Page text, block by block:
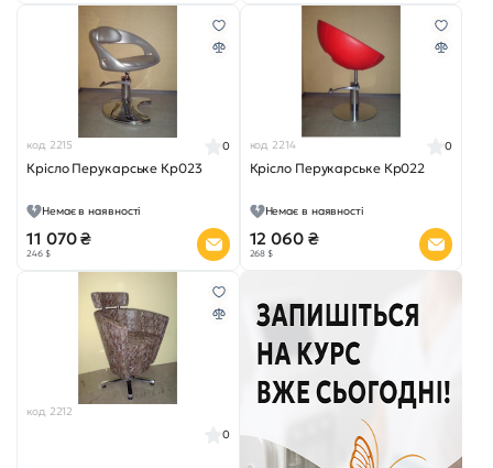
код 2215
Крісло Перукарське Кр023
0
Немає в наявності
11 070 ₴
246 $
код 2214
Крісло Перукарське Кр022
0
Немає в наявності
12 060 ₴
268 $
код 2212
0